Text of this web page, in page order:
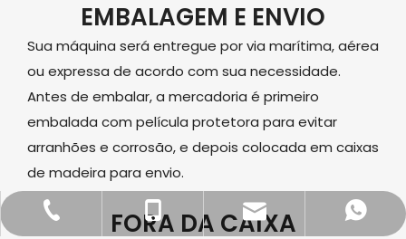
EMBALAGEM E ENVIO
Sua máquina será entregue por via marítima, aérea
ou expressa de acordo com sua necessidade.
Antes de embalar, a mercadoria é primeiro
embalada com película protetora para evitar
arranhões e corrosão, e depois colocada em caixas
de madeira para envio.
FORA DA CAIXA
+86-577-88775569
+86- 13656777995
dfpack@packingmachine.com
+86 13656777971